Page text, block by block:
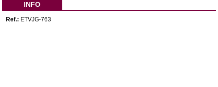
INFO
Ref.: ETVJG-763